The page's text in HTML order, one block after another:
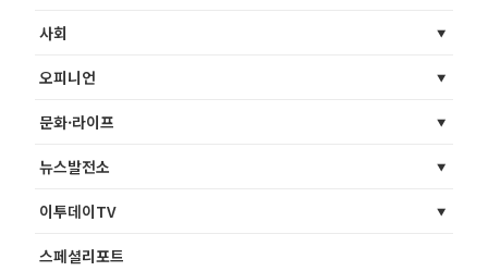
사회
오피니언
문화·라이프
뉴스발전소
이투데이TV
스페셜리포트